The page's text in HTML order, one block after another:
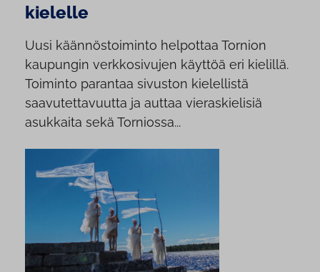
kielelle
Uusi käännöstoiminto helpottaa Tornion
kaupungin verkkosivujen käyttöä eri kielillä.
Toiminto parantaa sivuston kielellistä
saavutettavuutta ja auttaa vieraskielisiä
asukkaita sekä Torniossa...